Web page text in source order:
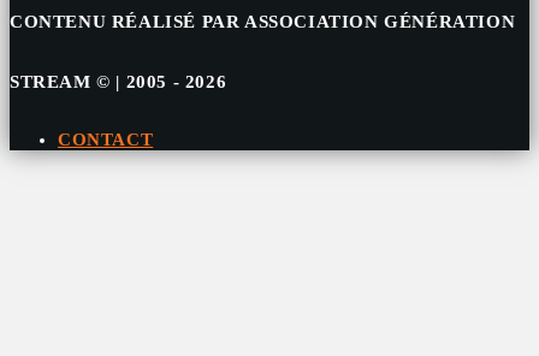
CONTENU RÉALISÉ PAR ASSOCIATION GÉNÉRATION
STREAM © | 2005 - 2026
CONTACT